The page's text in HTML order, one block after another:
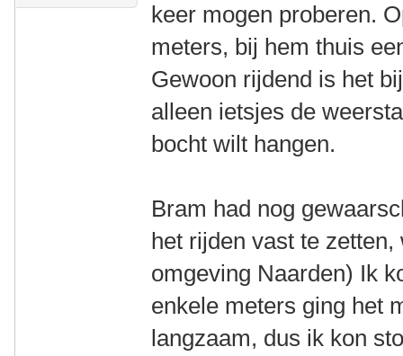
keer mogen proberen.
meters, bij hem thuis
Gewoon rijdend is het
alleen ietsjes de
bocht wilt hangen.
Bram had nog
het rijden vast te
omgeving Naarden) Ik
enkele meters ging het
langzaam, dus ik kon